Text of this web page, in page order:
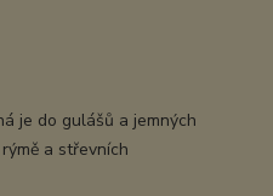
je do gulášů a jemných
rýmě a střevních